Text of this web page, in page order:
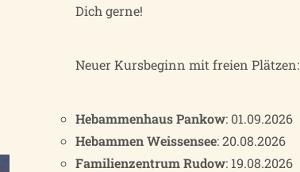
Dich gerne!
Neuer Kursbeginn mit freien Plätzen:
Hebammenhaus Pankow: 01.09.2026
Hebammen Weissensee: 20.08.2026
Familienzentrum Rudow: 19.08.2026